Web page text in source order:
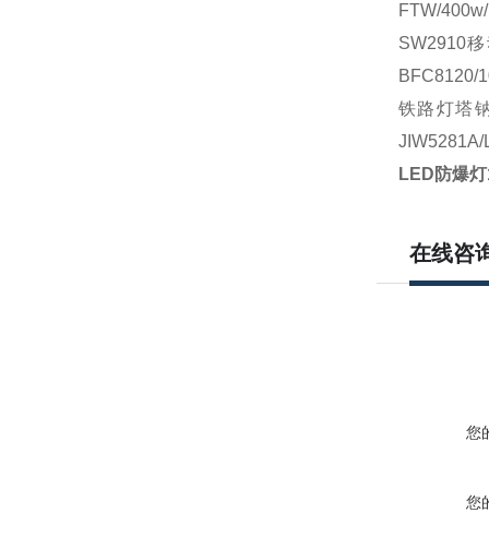
FTW/
SW2910
BFC8120/
铁路灯塔
JIW5281A/
LED防爆灯
在线咨
您
您